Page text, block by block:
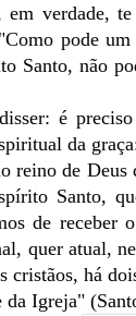
em verdade,
pode
Santo, não
é
da
reino de
Santo,
de
quer atual,
cristãos, há
da Igreja"